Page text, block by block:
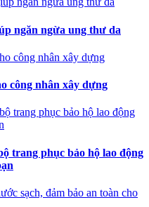
ngăn ngừa ung thư da
công nhân xây dựng
trang phục bảo hộ lao động